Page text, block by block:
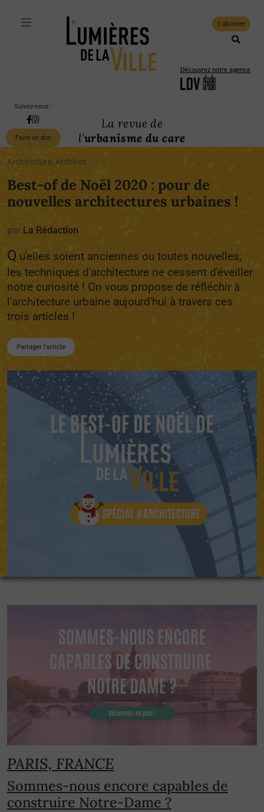
S'abonner
Découvrez notre agence
Suivez-nous :
Faire un don
La revue de
l'urbanisme du care
Architecture, Archives
Best-of de Noël 2020 : pour de
nouvelles architectures urbaines !
par La Rédaction
Q u'elles soient anciennes ou toutes nouvelles,
les techniques d'architecture ne cessent d'éveiller
notre curiosité ! On vous propose de réfléchir à
l'architecture urbaine aujourd'hui à travers ces
trois articles !
Partager l'article
PARIS, FRANCE
Sommes-nous encore capables de
construire Notre-Dame ?